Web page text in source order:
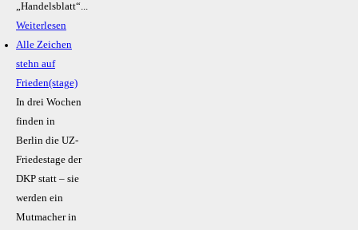
„Handelsblatt“...
Weiterlesen
Alle Zeichen
stehn auf
Frieden(stage)
In drei Wochen
finden in
Berlin die UZ-
Friedestage der
DKP statt – sie
werden ein
Mutmacher in